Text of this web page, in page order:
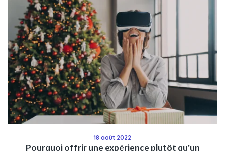
18 août 2022
Pourquoi offrir une expérience plutôt qu'un